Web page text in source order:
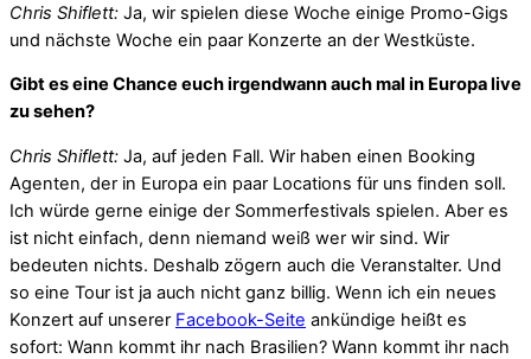
Chris Shiflett: Ja, wir spielen diese Woche einige Promo-Gigs
und nächste Woche ein paar Konzerte an der Westküste.
Gibt es eine Chance euch irgendwann auch mal in Europa live
zu sehen?
Chris Shiflett: Ja, auf jeden Fall. Wir haben einen Booking
Agenten, der in Europa ein paar Locations für uns finden soll.
Ich würde gerne einige der Sommerfestivals spielen. Aber es
ist nicht einfach, denn niemand weiß wer wir sind. Wir
bedeuten nichts. Deshalb zögern auch die Veranstalter. Und
so eine Tour ist ja auch nicht ganz billig. Wenn ich ein neues
Konzert auf unserer Facebook-Seite ankündige heißt es
sofort: Wann kommt ihr nach Brasilien? Wann kommt ihr nach